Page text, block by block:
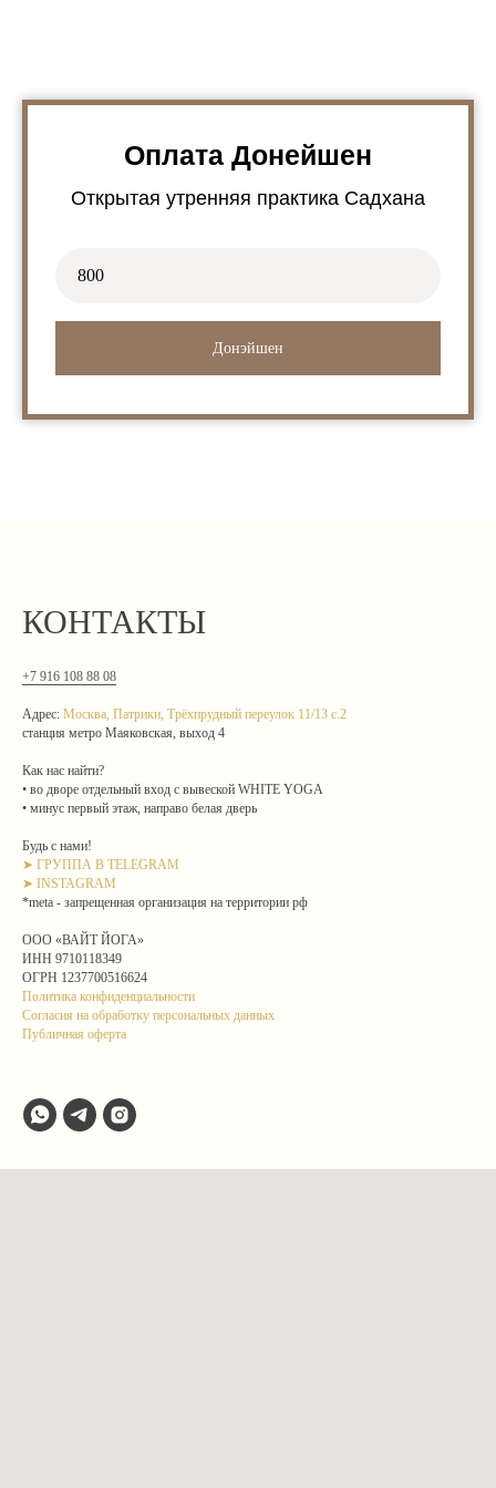
Оплата Донейшен
Открытая утренняя практика Садхана
Донэйшен
КОНТАКТЫ
+7 916 108 88 08
Адрес: Москва, Патрики, Трёхпрудный переулок 11/13 с.2
станция метро Маяковская, выход 4
Как нас найти?
• во дворе отдельный вход с вывеской WHITE YOGA
• минус первый этаж, направо белая дверь
Будь с нами!
➤ ГРУППА В TELEGRAM
➤ INSTAGRAM
*meta - запрещенная организация на территории рф
ООО «ВАЙТ ЙОГА»
ИНН 9710118349
ОГРН 1237700516624
Политика конфиденциальности
Согласия на обработку персональных данных
Публичная оферта